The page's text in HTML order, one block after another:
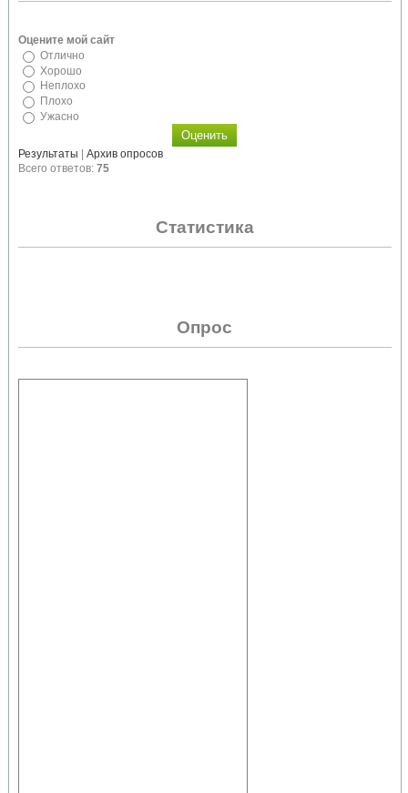
Оцените мой сайт
Отлично
Хорошо
Неплохо
Плохо
Ужасно
Результаты | Архив опросов
Всего ответов: 75
Статистика
Опрос